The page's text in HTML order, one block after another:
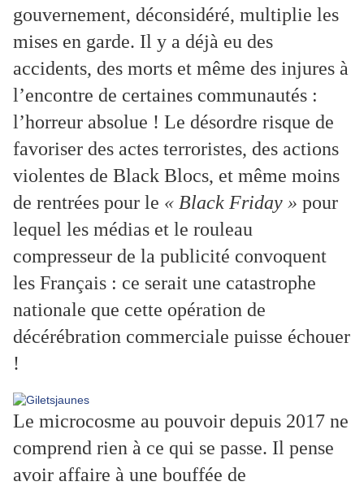
gouvernement, déconsidéré, multiplie les
mises en garde. Il y a déjà eu des
accidents, des morts et même des injures à
l’encontre de certaines communautés :
l’horreur absolue ! Le désordre risque de
favoriser des actes terroristes, des actions
violentes de Black Blocs, et même moins
de rentrées pour le « Black Friday » pour
lequel les médias et le rouleau
compresseur de la publicité convoquent
les Français : ce serait une catastrophe
nationale que cette opération de
décérébration commerciale puisse échouer
!
Le microcosme au pouvoir depuis 2017 ne
comprend rien à ce qui se passe. Il pense
avoir affaire à une bouffée de